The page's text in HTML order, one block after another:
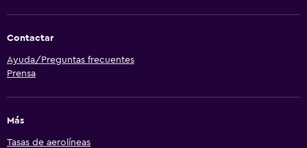
Contactar
Ayuda/Preguntas frecuentes
Prensa
Más
Tasas de aerolíneas